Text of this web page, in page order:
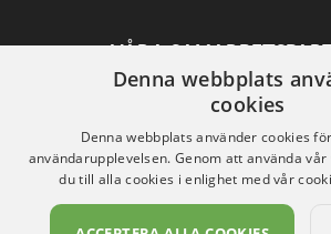
VÅRA
Denna webbplats
cookies
Denna webbplats använder cookies
användarupplevelsen. Genom att använda
du till alla cookies i enlighet med vår